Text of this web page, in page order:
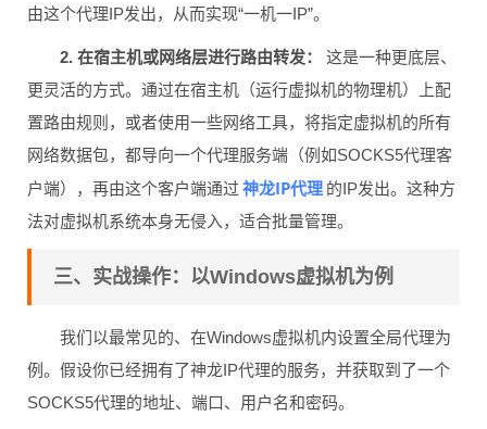
由这个代理IP发出，从而实现“一机一IP”。
2. 在宿主机或网络层进行路由转发：
这是一种更底层、
更灵活的方式。通过在宿主机（运行虚拟机的物理机）上配
置路由规则，或者使用一些网络工具，将指定虚拟机的所有
网络数据包，都导向一个代理服务端（例如SOCKS5代理客
户端），再由这个客户端通过 神龙IP代理 的IP发出。这种方
法对虚拟机系统本身无侵入，适合批量管理。
三、实战操作：以Windows虚拟机为例
我们以最常见的、在Windows虚拟机内设置全局代理为
例。假设你已经拥有了神龙IP代理的服务，并获取到了一个
SOCKS5代理的地址、端口、用户名和密码。